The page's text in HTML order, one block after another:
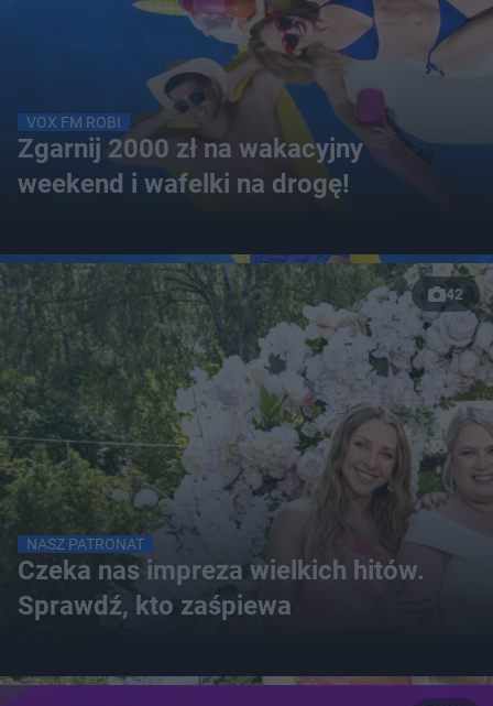
VOX FM ROBI
Zgarnij 2000 zł na wakacyjny
weekend i wafelki na drogę!
42
NASZ PATRONAT
Czeka nas impreza wielkich hitów.
Sprawdź, kto zaśpiewa